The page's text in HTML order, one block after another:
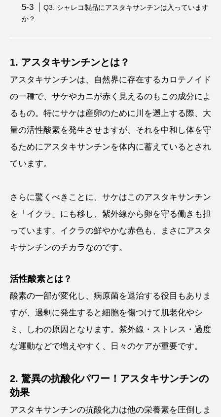
Q3. シャレコ製品にアスタキサンチンは入っています
か？
1. アスタキサンチンとは？
アスタキサンチンは、自然界に存在するカロテノイド
の一種で、サケやカニが赤く見えるのもこの成分によ
るもの。特にサケは産卵のために川を遡上する際、大
量の活性酸素を発生させますが、それを中和し体を守
るためにアスタキサンチンを体内に蓄えているとされ
ています。
さらに驚くべきことに、サケはこのアスタキサンチン
を「イクラ」にも移し、紫外線から卵を守る働きも担
っています。イクラの鮮やかな赤色も、まさにアスタ
キサンチンのチカラなのです。
活性酸素とは？
酸素の一部が変化し、病原菌を退治する役目もありま
すが、過剰に発生すると細胞を傷つけて肌老化やシ
ミ、しわの原因となります。紫外線・ストレス・過度
な運動などで増えやすく、日々のケアが重要です。
2. 驚異の抗酸化パワー！アスタキサンチンの
効果
アスタキサンチンの抗酸化力は他の栄養素を圧倒しま